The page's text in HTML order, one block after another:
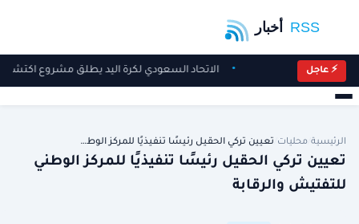
⚡ عاجل الاتحاد السعودي لكرة اليد يطلق مشروع
الرئيسية محليات تعيين تركي الحقيل رئيسًا تنفيذيًا للمركز الوط…
تعيين تركي الحقيل رئيسًا تنفيذيًا للمركز الوطني
للتفتيش والرقابة